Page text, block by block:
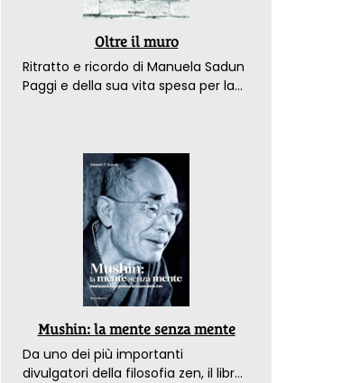
Oltre il muro
Ritratto e ricordo di Manuela Sadun
Paggi e della sua vita spesa per la
Mushin: la mente senza mente
Da uno dei più importanti
divulgatori della filosofia zen, il libro